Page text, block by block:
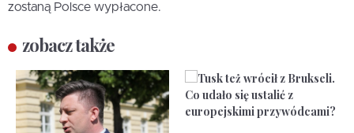
zostaną Polsce wypłacone.
zobacz także